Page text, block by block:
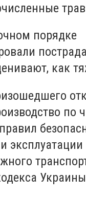
порядке
как
по
эксплуатации